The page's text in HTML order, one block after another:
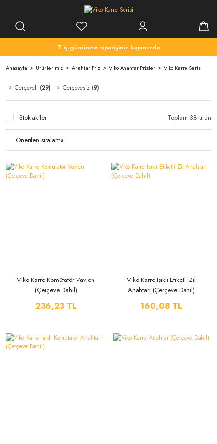
7 iş gününde siparişiniz kapınızda
Anasayfa Ürünlerimiz Anahtar Priz Viko Anahtar Prizler Viko Karre Serisi
Çerçeveli (29) Çerçevesiz (9)
Stoktakiler Toplam 38 ürün
Viko Karre Komütatör Vavien
(Çerçeve Dahil)
236,23 TL
Viko Karre Işıklı Etiketli Zil
Anahtarı (Çerçeve Dahil)
160,08 TL